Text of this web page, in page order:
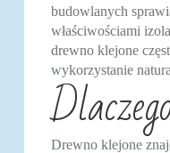
budowlanych
właściwościami
drewno klejone
wykorzystanie
Drewno klejone